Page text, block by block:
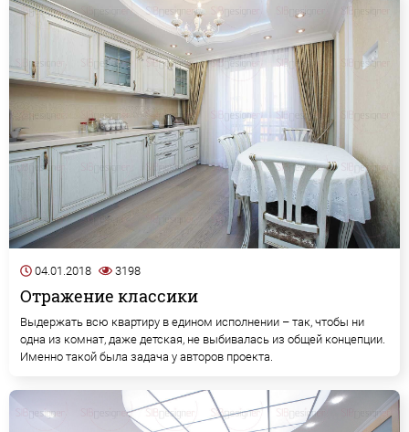
04.01.2018 3198
Отражение классики
Выдержать всю квартиру в едином исполнении – так, чтобы ни
одна из комнат, даже детская, не выбивалась из общей концепции.
Именно такой была задача у авторов проекта.